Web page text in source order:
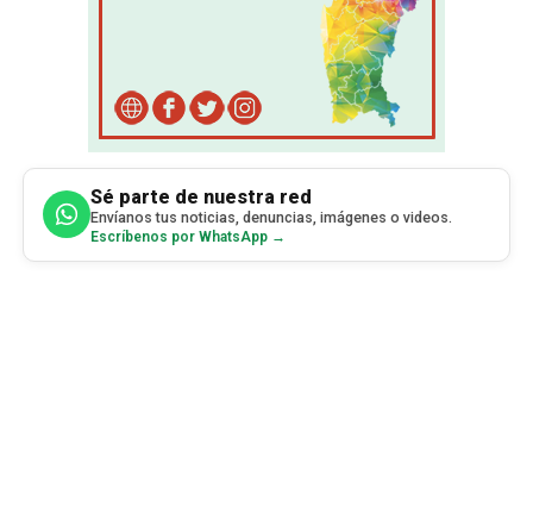
Sé parte de nuestra red
Envíanos tus noticias, denuncias, imágenes o videos.
Escríbenos por WhatsApp →